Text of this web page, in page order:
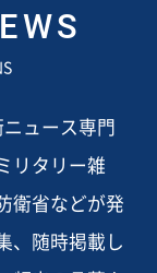
ュース専門
リタリー雑
衛省などが発
、随時掲載し